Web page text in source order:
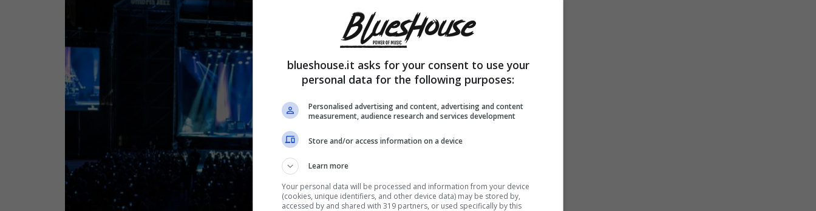
blueshouse.it asks for your consent to use your
personal data for the following purposes:
Personalised advertising and content, advertising and content
measurement, audience research and services development
Store and/or access information on a device
Learn more
Your personal data will be processed and information from your device
(cookies, unique identifiers, and other device data) may be stored by,
accessed by and shared with 319 partners, or used specifically by this